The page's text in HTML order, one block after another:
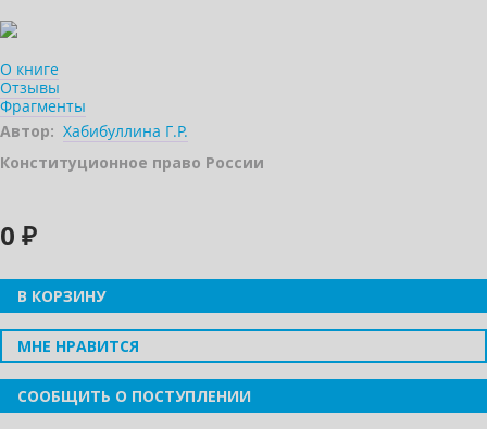
О книге
Отзывы
Фрагменты
Автор: Хабибуллина Г.Р.
Конституционное право России
0 ₽
В КОРЗИНУ
МНЕ НРАВИТСЯ
СООБЩИТЬ О ПОСТУПЛЕНИИ